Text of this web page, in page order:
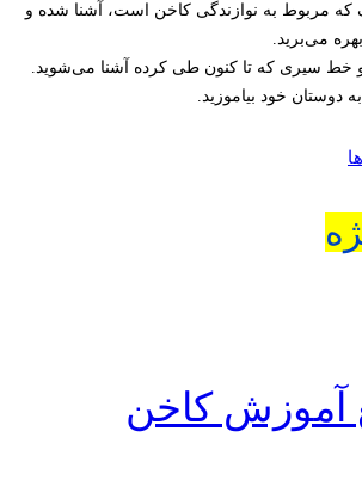
که مربوط به نوازندگی کاخن است، آشنا شده و
می‌برید.
خط سیری که تا کنون طی کرده آشنا می‌شوید.
دوستان خود بیاموزید.
آموزش کاخن